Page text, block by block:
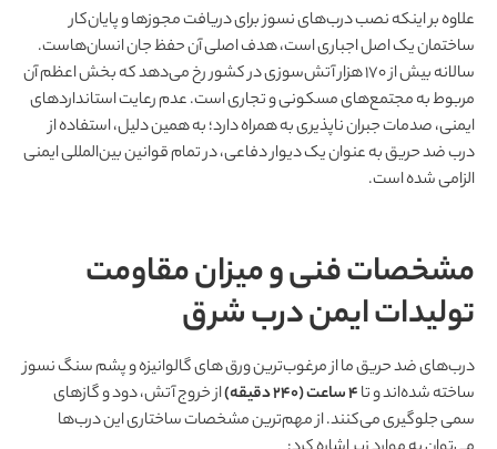
علاوه بر اینکه نصب درب‌های نسوز برای دریافت مجوزها و پایان‌کار
ساختمان یک اصل اجباری است، هدف اصلی آن حفظ جان انسان‌هاست.
سالانه بیش از ۱۷۰ هزار آتش‌سوزی در کشور رخ می‌دهد که بخش اعظم آن
مربوط به مجتمع‌های مسکونی و تجاری است. عدم رعایت استانداردهای
ایمنی، صدمات جبران‌ ناپذیری به همراه دارد؛ به همین دلیل، استفاده از
درب ضد حریق به عنوان یک دیوار دفاعی، در تمام قوانین بین‌المللی ایمنی
الزامی شده است.
مشخصات فنی و میزان مقاومت
تولیدات ایمن درب شرق
درب‌های ضد حریق ما از مرغوب‌ترین ورق‌ های گالوانیزه و پشم سنگ نسوز
ساخته شده‌اند و تا۴ ساعت (۲۴۰ دقیقه)
از خروج آتش، دود و گازهای
سمی جلوگیری می‌کنند. از مهم‌ترین مشخصات ساختاری این درب‌ها